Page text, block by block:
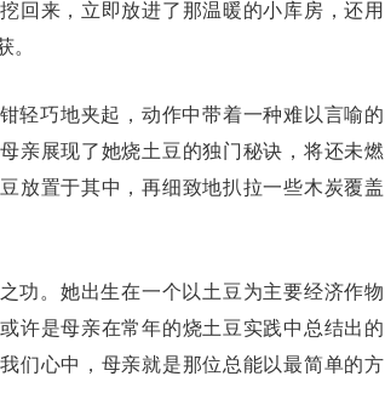
回来，立即放进了那温暖的小库房，还用
轻巧地夹起，动作中带着一种难以言喻的
亲展现了她烧土豆的独门秘诀，将还未燃
放置于其中，再细致地扒拉一些木炭覆盖
功。她出生在一个以土豆为主要经济作物
许是母亲在常年的烧土豆实践中总结出的
们心中，母亲就是那位总能以最简单的方